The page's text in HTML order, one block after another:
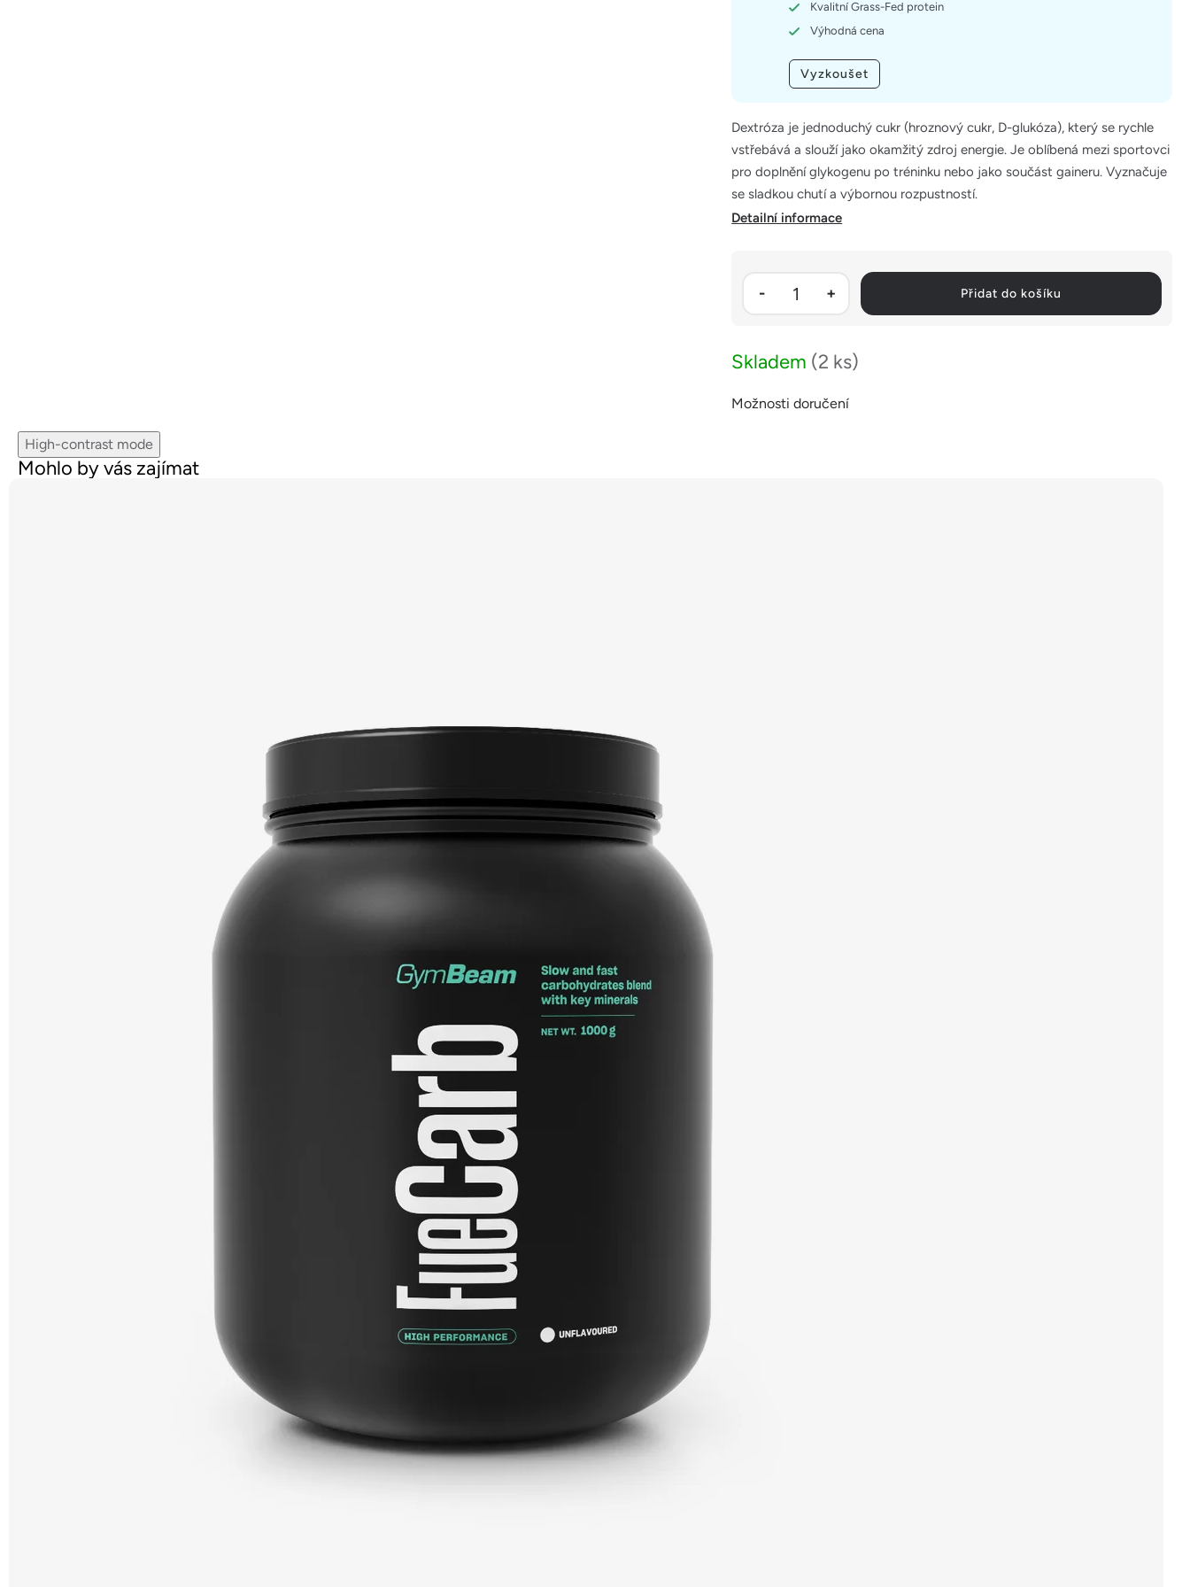
Skladem (2 ks)
Možnosti doručení
Přidat do košíku
Dextróza je jednoduchý cukr (hroznový cukr, D-glukóza), který se rychle
vstřebává a slouží jako okamžitý zdroj energie. Je oblíbená mezi sportovci
pro doplnění glykogenu po tréninku nebo jako součást gaineru. Vyznačuje
se sladkou chutí a výbornou rozpustností.
Kvalitní Grass-Fed protein
Výhodná cena
Vyzkoušet
Detailní informace
High-contrast mode
Mohlo by vás zajímat